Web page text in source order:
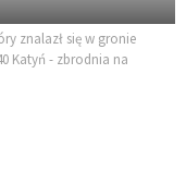
znalazł się w gronie
Katyń - zbrodnia na